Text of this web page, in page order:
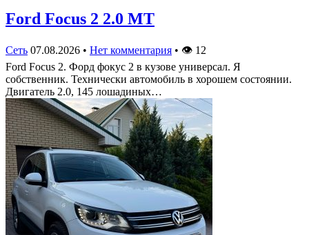
Ford Focus 2 2.0 MT
Сеть 07.08.2026 • Нет комментария • 👁 12
Ford Focus 2. Форд фокус 2 в кузове универсал. Я
собственник. Технически автомобиль в хорошем состоянии.
Двигатель 2.0, 145 лошадиных…